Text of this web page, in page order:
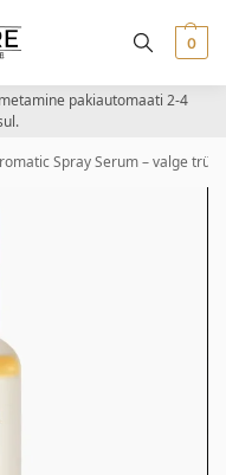
0
pakiautomaati 2-4
Spray Serum – valge